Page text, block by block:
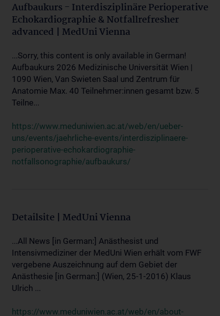
Aufbaukurs - Interdisziplinäre Perioperative
Echokardiographie & Notfallrefresher
advanced | MedUni Vienna
...Sorry, this content is only available in German!
Aufbaukurs 2026 Medizinische Universität Wien |
1090 Wien, Van Swieten Saal und Zentrum für
Anatomie Max. 40 Teilnehmer:innen gesamt bzw. 5
Teilne...
https://www.meduniwien.ac.at/web/en/ueber-
uns/events/jaehrliche-events/interdisziplinaere-
perioperative-echokardiographie-
notfallsonographie/aufbaukurs/
Detailsite | MedUni Vienna
...All News [in German:] Anästhesist und
Intensivmediziner der MedUni Wien erhält vom FWF
vergebene Auszeichnung auf dem Gebiet der
Anästhesie [in German:] (Wien, 25-1-2016) Klaus
Ulrich ...
https://www.meduniwien.ac.at/web/en/about-